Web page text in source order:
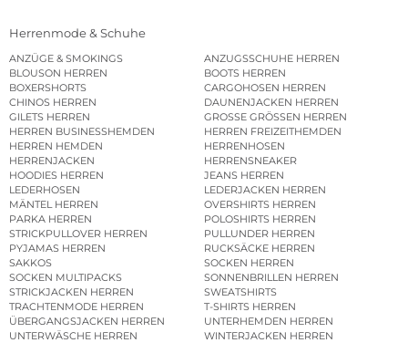
Herrenmode & Schuhe
ANZÜGE & SMOKINGS
ANZUGSSCHUHE HERREN
BLOUSON HERREN
BOOTS HERREN
BOXERSHORTS
CARGOHOSEN HERREN
CHINOS HERREN
DAUNENJACKEN HERREN
GILETS HERREN
GROSSE GRÖSSEN HERREN
HERREN BUSINESSHEMDEN
HERREN FREIZEITHEMDEN
HERREN HEMDEN
HERRENHOSEN
HERRENJACKEN
HERRENSNEAKER
HOODIES HERREN
JEANS HERREN
LEDERHOSEN
LEDERJACKEN HERREN
MÄNTEL HERREN
OVERSHIRTS HERREN
PARKA HERREN
POLOSHIRTS HERREN
STRICKPULLOVER HERREN
PULLUNDER HERREN
PYJAMAS HERREN
RUCKSÄCKE HERREN
SAKKOS
SOCKEN HERREN
SOCKEN MULTIPACKS
SONNENBRILLEN HERREN
STRICKJACKEN HERREN
SWEATSHIRTS
TRACHTENMODE HERREN
T-SHIRTS HERREN
ÜBERGANGSJACKEN HERREN
UNTERHEMDEN HERREN
UNTERWÄSCHE HERREN
WINTERJACKEN HERREN